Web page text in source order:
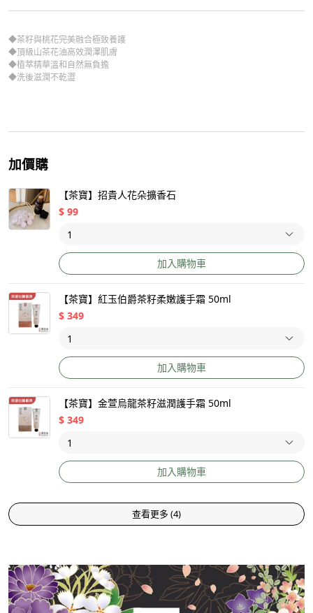
◆茶籽與桃花完美融合極致養護
◆頂級山茶花油高效潤澤肌膚
◆植萃精華溫和自然無負擔
◆洗後滋潤不乾澀
加價購
【茶寶】招貴人花朵擴香石
$ 99
加入購物車
【茶寶】紅玉伯爵茶籽柔嫩護手霜 50ml
$ 349
加入購物車
【茶寶】金萱烏龍茶籽滋潤護手霜 50ml
$ 349
加入購物車
查看更多 (4)